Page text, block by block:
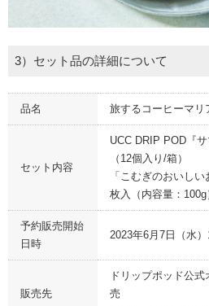
3）セット品の詳細について
品名 旅するコーヒーマリ
セット内容
UCC DRIP POD『
（12個入り/箱）
「こむぎのおいし
枚入（内容量：100g
予約販売開始
日時
2023年6月7日（水
販売先
ドリップポッド公
売